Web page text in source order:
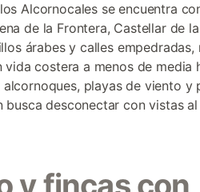
Alcornocales se encuentra
de la Frontera, Castellar de
árabes y calles empedradas,
costera a menos de media
playas de viento y
desconectar con vistas al